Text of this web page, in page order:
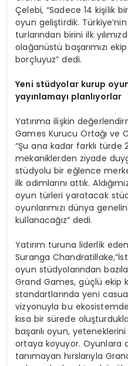
Çelebi, “Sadece 14 kişilik
oyun geliştirdik.
turlarından birini ilk
olağanüstü başarımızı
borçluyuz” dedi.
Yeni stüdyolar kurup
yayınlamayı planlıyorlar
Yatırıma ilişkin
Games Kurucu Ortağı ve
“Şu ana kadar farklı türde
mekaniklerden ziyade
stüdyolu bir eğlence
ilk adımlarını attık.
oyun türleri yaratacak
oyunlarımızı dünya
kullanacağız” dedi.
Yatırım turuna liderlik
Suranga
oyun stüdyolarından
Grand Games, güçlü ekip
standartlarında yeni
vizyonuyla bu
kısa bir sürede
başarılı oyun, yeteneklerini
ortaya koyuyor. Oyunlara
tanımayan hırslarıyla